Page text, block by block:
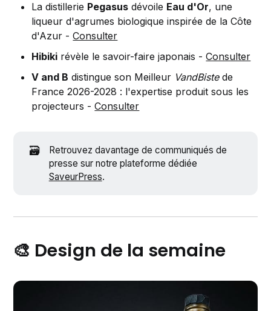
La distillerie Pegasus dévoile Eau d'Or, une
liqueur d'agrumes biologique inspirée de la Côte
d'Azur -Consulter
Hibiki révèle le savoir-faire japonais -Consulter
V and B distingue son Meilleur VandBistede
France 2026-2028 : l'expertise produit sous les
projecteurs -Consulter
🗃️
Retrouvez davantage de communiqués de
presse sur notre plateforme dédiée
SaveurPress.
🎨 Design de la semaine